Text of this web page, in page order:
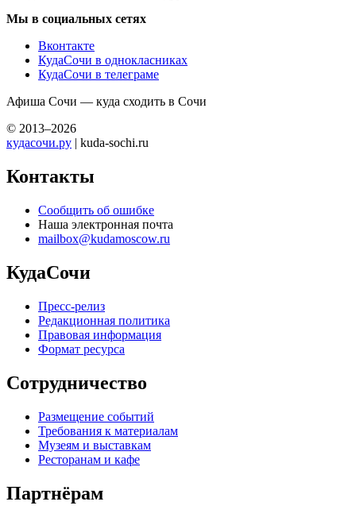
Мы в социальных сетях
Вконтакте
КудаСочи в однокласниках
КудаСочи в телеграме
Афиша Сочи — куда сходить в Сочи
© 2013–2026
кудасочи.ру | kuda-sochi.ru
Контакты
Сообщить об ошибке
Наша электронная почта
mailbox@kudamoscow.ru
КудаСочи
Пресс-релиз
Редакционная политика
Правовая информация
Формат ресурса
Сотрудничество
Размещение событий
Требования к материалам
Музеям и выставкам
Ресторанам и кафе
Партнёрам